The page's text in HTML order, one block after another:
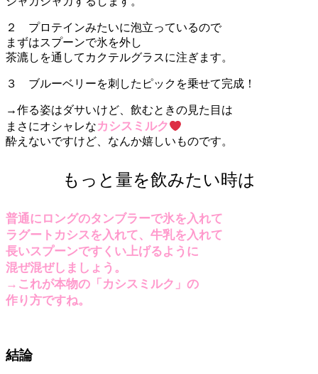
２ プロテインみたいに泡立っているので
まずはスプーンで氷を外し
茶漉しを通してカクテルグラスに注ぎます。
３ ブルーベリーを刺したピックを乗せて完成！
→作る姿はダサいけど、飲むときの見た目は
まさにオシャレなカシスミルク
酔えないですけど、なんか嬉しいものです。
もっと量を飲みたい時は
普通にロングのタンブラーで氷を入れて
ラグートカシスを入れて、牛乳を入れて
長いスプーンですくい上げるように
混ぜ混ぜしましょう。
→これが本物の「カシスミルク」の
作り方ですね。
結論